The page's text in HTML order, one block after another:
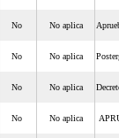
No No aplica
No No aplica
No No aplica
No No aplica